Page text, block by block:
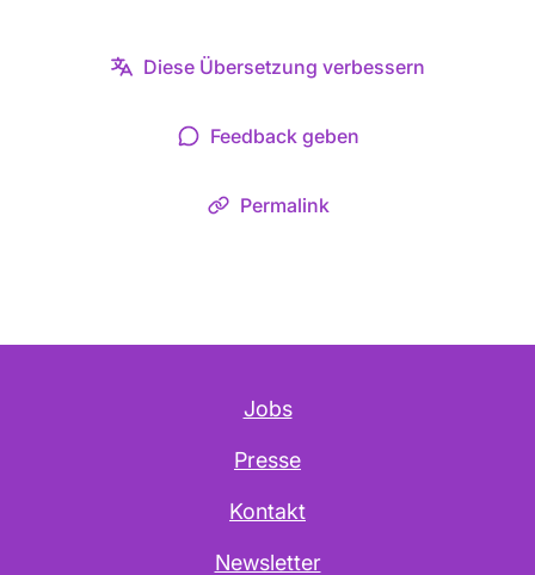
Diese Übersetzung verbessern
Feedback geben
Permalink
Jobs
Presse
Kontakt
Newsletter